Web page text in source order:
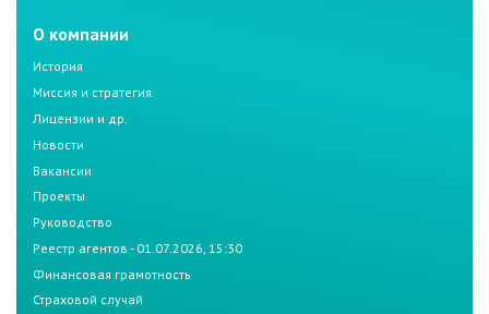
О компании
История
Миссия и стратегия
Лицензии и др.
Новости
Вакансии
Проекты
Руководство
Реестр агентов - 01.07.2026, 15:30
Финансовая грамотность
Страховой случай